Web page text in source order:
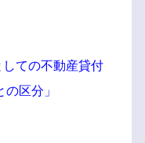
しての不動産貸付
区分」